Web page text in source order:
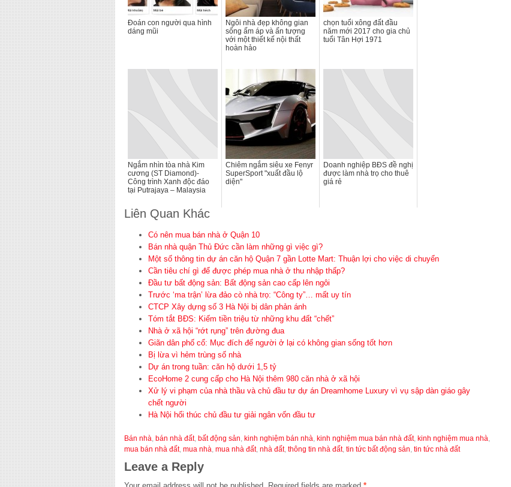
Đoán con người qua hình
dáng mũi
Ngôi nhà đẹp không gian
sống ấm áp và ấn tượng
với một thiết kế nội thất
hoàn hảo
chọn tuổi xông đất đầu
năm mới 2017 cho gia chủ
tuổi Tân Hợi 1971
Ngắm nhìn tòa nhà Kim
cương (ST Diamond)-
Công trình Xanh độc đáo
tại Putrajaya – Malaysia
Chiêm ngắm siêu xe Fenyr
SuperSport "xuất đầu lộ
diện"
Doanh nghiệp BĐS đề nghị
được làm nhà trọ cho thuê
giá rẻ
Liên Quan Khác
Có nên mua bán nhà ở Quận 10
Bán nhà quận Thủ Đức cần làm những gì việc gì?
Một số thông tin dự án căn hộ Quận 7 gần Lotte Mart: Thuận lợi cho việc di chuyển
Cần tiêu chí gì để được phép mua nhà ở thu nhập thấp?
Đầu tư bất động sản: Bất động sản cao cấp lên ngôi
Trước ‘ma trận’ lừa đảo cò nhà trọ: “Công ty”… mất uy tín
CTCP Xây dựng số 3 Hà Nội bị dân phản ánh
Tóm tắt BĐS: Kiếm tiền triệu từ những khu đất “chết”
Nhà ở xã hội “rớt rụng” trên đường đua
Giãn dân phố cổ: Mục đích để người ở lại có không gian sống tốt hơn
Bị lừa vì hẻm trùng số nhà
Dự án trong tuần: căn hộ dưới 1,5 tỷ
EcoHome 2 cung cấp cho Hà Nội thêm 980 căn nhà ở xã hội
Xử lý vi phạm của nhà thầu và chủ đầu tư dự án Dreamhome Luxury vì vụ sập dàn giáo gây
chết người
Hà Nội hối thúc chủ đầu tư giải ngân vốn đầu tư
Bán nhà, bán nhà đất, bất động sản, kinh nghiệm bán nhà, kinh nghiệm mua bán nhà đất, kinh nghiệm mua nhà,
mua bán nhà đất, mua nhà, mua nhà đất, nhà đất, thông tin nhà đất, tin tức bất động sản, tin tức nhà đất
Leave a Reply